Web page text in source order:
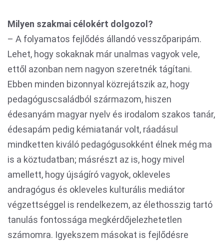
Milyen szakmai célokért dolgozol?
– A folyamatos fejlődés állandó vesszőparipám.
Lehet, hogy sokaknak már unalmas vagyok vele,
ettől azonban nem nagyon szeretnék tágítani.
Ebben minden bizonnyal közrejátszik az, hogy
pedagóguscsaládból származom, hiszen
édesanyám magyar nyelv és irodalom szakos tanár,
édesapám pedig kémiatanár volt, ráadásul
mindketten kiváló pedagógusokként élnek még ma
is a köztudatban; másrészt az is, hogy mivel
amellett, hogy újságíró vagyok, okleveles
andragógus és okleveles kulturális mediátor
végzettséggel is rendelkezem, az élethosszig tartó
tanulás fontossága megkérdőjelezhetetlen
számomra. Igyekszem másokat is fejlődésre